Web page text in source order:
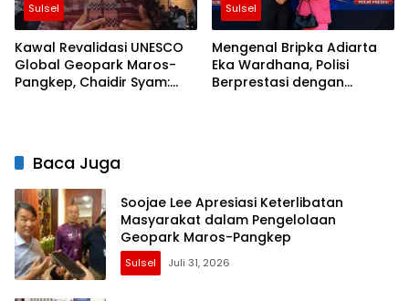
Sulsel
Kawal Revalidasi UNESCO
Global Geopark Maros-
Pangkep, Chaidir Syam:
Sulsel
Mengenal Bripka Adiarta
Eka Wardhana, Polisi
Berprestasi dengan
Baca Juga
Soojae Lee Apresiasi Keterlibatan
Masyarakat dalam Pengelolaan
Geopark Maros-Pangkep
Sulsel Juli 31, 2026